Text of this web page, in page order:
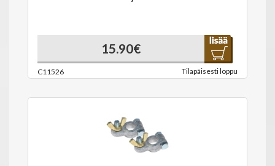
15.90€
C11526 Tilapäisesti loppu